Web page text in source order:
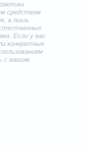
средством
а лишь
Если у вас
конкретные
с вашим